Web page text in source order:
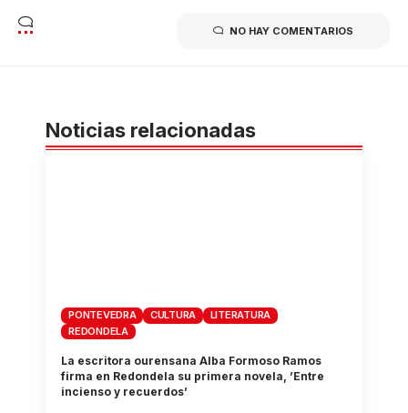
NO HAY COMENTARIOS
Noticias relacionadas
PONTEVEDRA CULTURA
LITERATURA
REDONDELA
La escritora ourensana Alba Formoso Ramos
firma en Redondela su primera novela, ’Entre
incienso y recuerdos’